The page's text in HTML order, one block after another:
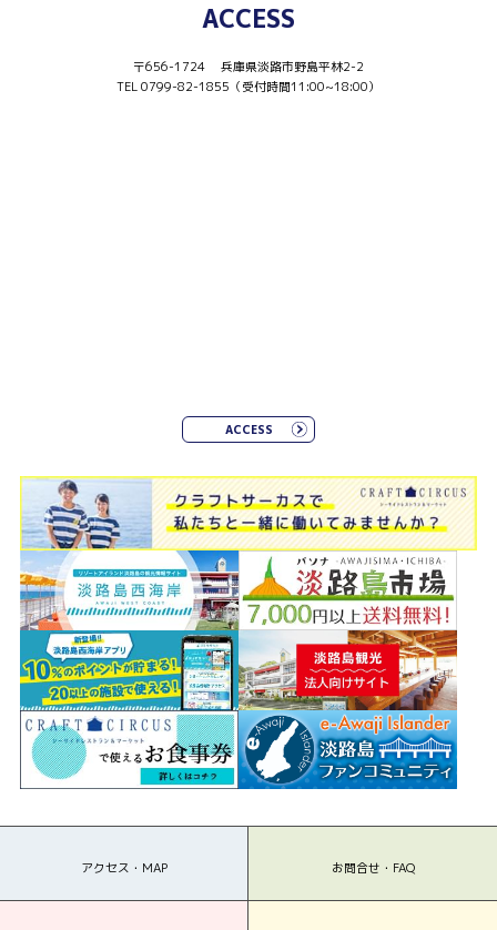
ACCESS
〒656-1724 兵庫県淡路市野島平林2-2
TEL 0799-82-1855（受付時間11:00~18:00）
ACCESS
アクセス・MAP お問合せ・FAQ